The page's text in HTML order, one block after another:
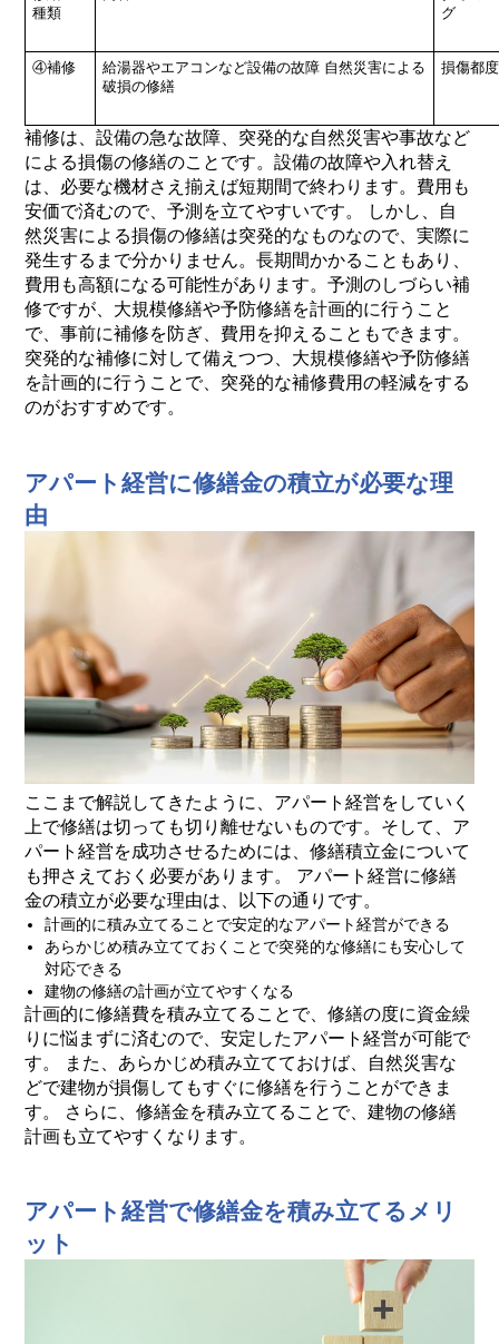
種類
グ
④補修 給湯器やエアコンなど設備の故障 自然災害による
破損の修繕
損傷都度
補修は、設備の急な故障、突発的な自然災害や事故など
による損傷の修繕のことです。設備の故障や入れ替え
は、必要な機材さえ揃えば短期間で終わります。費用も
安価で済むので、予測を立てやすいです。 しかし、自
然災害による損傷の修繕は突発的なものなので、実際に
発生するまで分かりません。長期間かかることもあり、
費用も高額になる可能性があります。予測のしづらい補
修ですが、大規模修繕や予防修繕を計画的に行うこと
で、事前に補修を防ぎ、費用を抑えることもできます。
突発的な補修に対して備えつつ、大規模修繕や予防修繕
を計画的に行うことで、突発的な補修費用の軽減をする
のがおすすめです。
アパート経営に修繕金の積立が必要な理
由
ここまで解説してきたように、アパート経営をしていく
上で修繕は切っても切り離せないものです。そして、ア
パート経営を成功させるためには、修繕積立金について
も押さえておく必要があります。 アパート経営に修繕
金の積立が必要な理由は、以下の通りです。
計画的に積み立てることで安定的なアパート経営ができる
あらかじめ積み立てておくことで突発的な修繕にも安心して
対応できる
建物の修繕の計画が立てやすくなる
計画的に修繕費を積み立てることで、修繕の度に資金繰
りに悩まずに済むので、安定したアパート経営が可能で
す。 また、あらかじめ積み立てておけば、自然災害な
どで建物が損傷してもすぐに修繕を行うことができま
す。 さらに、修繕金を積み立てることで、建物の修繕
計画も立てやすくなります。
アパート経営で修繕金を積み立てるメリ
ット